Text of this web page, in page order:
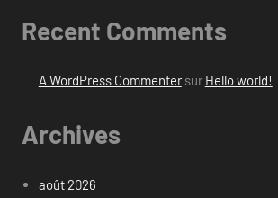
Recent Comments
A WordPress Commentersur Hello world!
Archives
août 2026